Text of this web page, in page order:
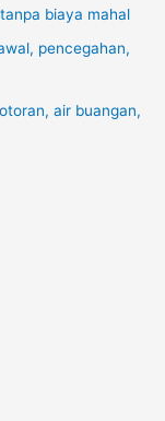
biaya mahal
pencegahan,
air buangan,